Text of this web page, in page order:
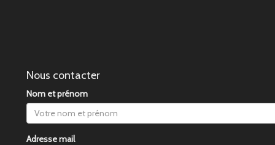
Nous contacter
Nom et prénom
Adresse mail